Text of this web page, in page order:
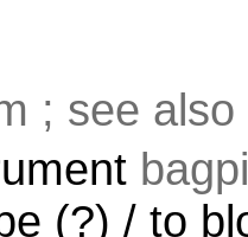
; see also
(?) / to